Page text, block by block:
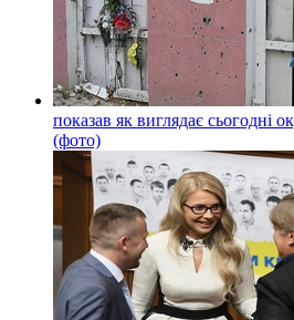
показав як виглядає сьогодні
(фото)